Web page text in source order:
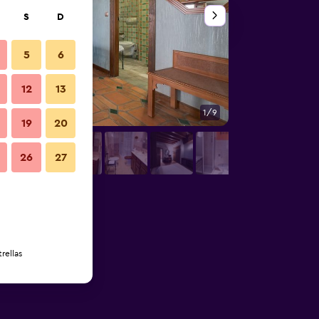
1/9
S D
5 6
12 13
19 20
26 27